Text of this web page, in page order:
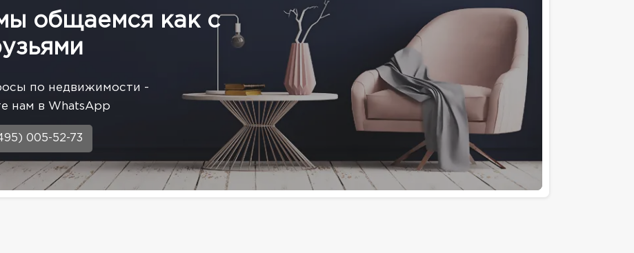
общаемся как с
по недвижимости -
нам в WhatsApp
005-52-73